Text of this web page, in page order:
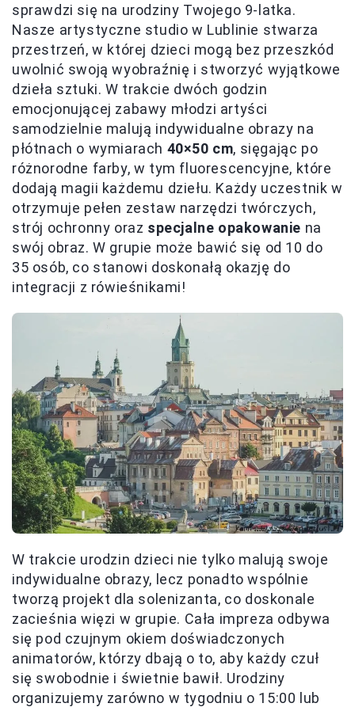
sprawdzi się na urodziny Twojego 9-latka.
Nasze artystyczne studio w Lublinie stwarza
przestrzeń, w której dzieci mogą bez przeszkód
uwolnić swoją wyobraźnię i stworzyć wyjątkowe
dzieła sztuki. W trakcie dwóch godzin
emocjonującej zabawy młodzi artyści
samodzielnie malują indywidualne obrazy na
płótnach o wymiarach 40×50 cm, sięgając po
różnorodne farby, w tym fluorescencyjne, które
dodają magii każdemu dziełu. Każdy uczestnik w
otrzymuje pełen zestaw narzędzi twórczych,
strój ochronny oraz specjalne opakowanie na
swój obraz. W grupie może bawić się od 10 do
35 osób, co stanowi doskonałą okazję do
integracji z rówieśnikami!
W trakcie urodzin dzieci nie tylko malują swoje
indywidualne obrazy, lecz ponadto wspólnie
tworzą projekt dla solenizanta, co doskonale
zacieśnia więzi w grupie. Cała impreza odbywa
się pod czujnym okiem doświadczonych
animatorów, którzy dbają o to, aby każdy czuł
się swobodnie i świetnie bawił. Urodziny
organizujemy zarówno w tygodniu o 15:00 lub